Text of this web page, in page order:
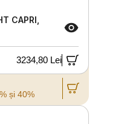
CAPRI,
3234,80 Lei
și 40%